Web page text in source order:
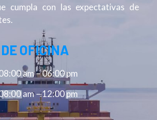
cumpla con las expectativas de
OFICINA
am – 06:00 pm
am – 12:00 pm